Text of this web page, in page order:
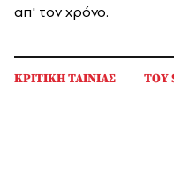
απ' τον χρόνο.
ΚΡΙΤΙΚΗ ΤΑΙΝΙΑΣ TOY